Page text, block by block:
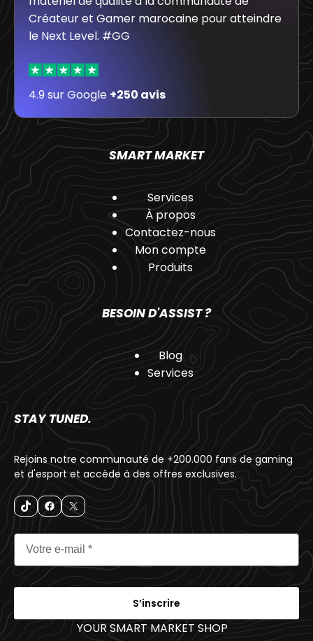
Créateur et Gamer marocaine pour atteindre
le Next Level. #GG
4.9 sur Google +250 avis
SMART MARKET
Services
À propos
Contactez-nous
Mon compte
Produits
BESOIN D'ASSIST ?
Blog
Services
STAY TUNED.
Rejoins notre communauté de +200.000 fans de gaming
et d'esport et accède à des offres exclusives.
S’inscrire
YOUR SMART MARKET SHOP _